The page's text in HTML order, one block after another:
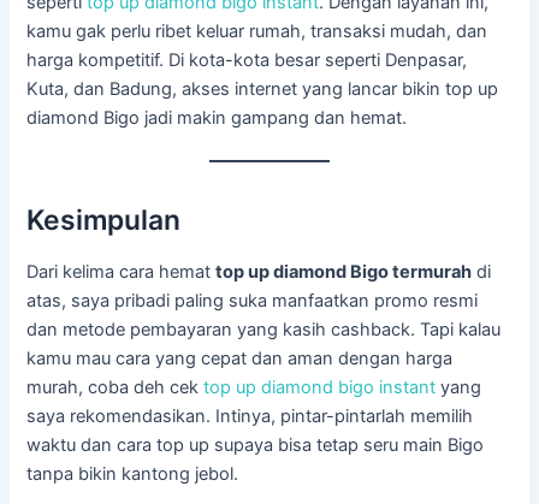
kamu gak perlu ribet keluar rumah, transaksi mudah, dan
harga kompetitif. Di kota-kota besar seperti Denpasar,
Kuta, dan Badung, akses internet yang lancar bikin top up
diamond Bigo jadi makin gampang dan hemat.
Kesimpulan
Dari kelima cara hemattop up diamond Bigo termurah di
atas, saya pribadi paling suka manfaatkan promo resmi
dan metode pembayaran yang kasih cashback. Tapi kalau
kamu mau cara yang cepat dan aman dengan harga
murah, coba deh cektop up diamond bigo instant yang
saya rekomendasikan. Intinya, pintar-pintarlah memilih
waktu dan cara top up supaya bisa tetap seru main Bigo
tanpa bikin kantong jebol.